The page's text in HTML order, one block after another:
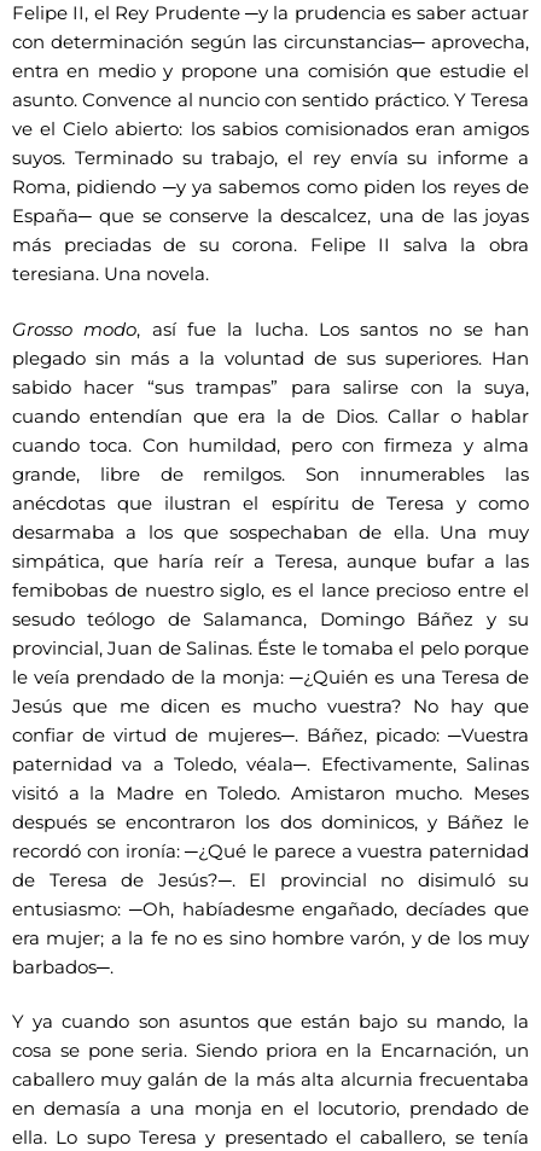
Felipe II, el Rey Prudente ─y la prudencia es saber actuar
con determinación según las circunstancias─ aprovecha,
entra en medio y propone una comisión que estudie el
asunto. Convence al nuncio con sentido práctico. Y Teresa
ve el Cielo abierto: los sabios comisionados eran amigos
suyos. Terminado su trabajo, el rey envía su informe a
Roma, pidiendo ─y ya sabemos como piden los reyes de
España─ que se conserve la descalcez, una de las joyas
más preciadas de su corona. Felipe II salva la obra
teresiana. Una novela.
Grosso modo, así fue la lucha. Los santos no se han
plegado sin más a la voluntad de sus superiores. Han
sabido hacer “sus trampas” para salirse con la suya,
cuando entendían que era la de Dios. Callar o hablar
cuando toca. Con humildad, pero con firmeza y alma
grande, libre de remilgos. Son innumerables las
anécdotas que ilustran el espíritu de Teresa y como
desarmaba a los que sospechaban de ella. Una muy
simpática, que haría reír a Teresa, aunque bufar a las
femibobas de nuestro siglo, es el lance precioso entre el
sesudo teólogo de Salamanca, Domingo Báñez y su
provincial, Juan de Salinas. Éste le tomaba el pelo porque
le veía prendado de la monja: ─¿Quién es una Teresa de
Jesús que me dicen es mucho vuestra? No hay que
confiar de virtud de mujeres─. Báñez, picado: ─Vuestra
paternidad va a Toledo, véala─. Efectivamente, Salinas
visitó a la Madre en Toledo. Amistaron mucho. Meses
después se encontraron los dos dominicos, y Báñez le
recordó con ironía: ─¿Qué le parece a vuestra paternidad
de Teresa de Jesús?─. El provincial no disimuló su
entusiasmo: ─Oh, habíadesme engañado, decíades que
era mujer; a la fe no es sino hombre varón, y de los muy
barbados─.
Y ya cuando son asuntos que están bajo su mando, la
cosa se pone seria. Siendo priora en la Encarnación, un
caballero muy galán de la más alta alcurnia frecuentaba
en demasía a una monja en el locutorio, prendado de
ella. Lo supo Teresa y presentado el caballero, se tenía